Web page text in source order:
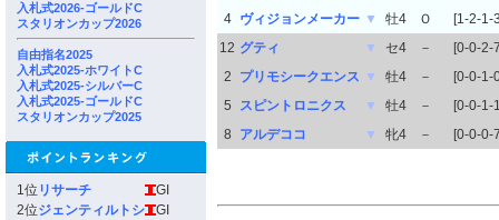
入札式2026-ゴールドC
スタリオンカップ2026
自由指名2025
入札式2025-ホワイトC
入札式2025-シルバーC
入札式2025-ゴールドC
スタリオンカップ2025
1位 リサーチ
GI
2位ジェンティルトシ
GI
4
ヴィジョンメーカー ▼ 牡4 Ｏ
[1-2-1-
12 グティ ▼ セ4 －
[0-0-2-
2
プリモシークエンス ▼ 牡4 －
[0-0-1-
5
スピントロニクス ▼ 牡4 －
[0-0-1-
8
アルデココ ▼ 牝4 － [0-0-0-